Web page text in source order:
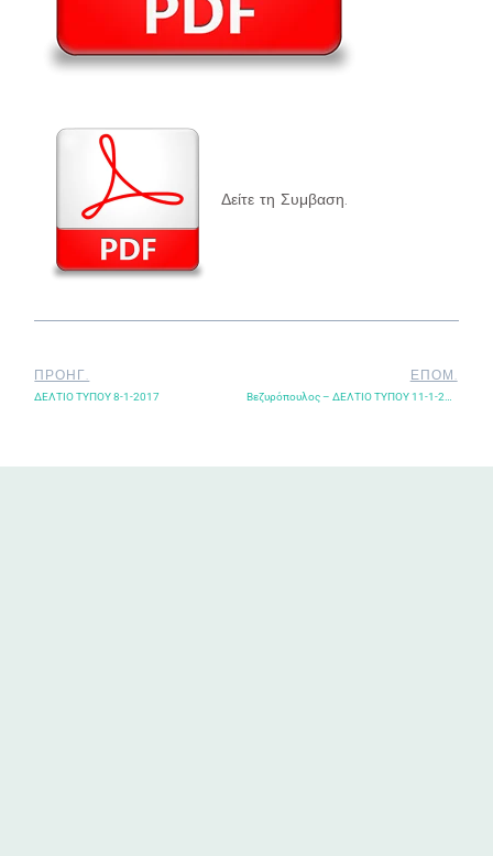
Δείτε τη Συμβαση.
ΠΡΟΗΓ.
ΔΕΛΤΙΟ ΤΥΠΟΥ 8-1-2017
ΕΠΟΜ.
Βεζυρόπουλος – ΔΕΛΤΙΟ ΤΥΠΟΥ 11-1-2017